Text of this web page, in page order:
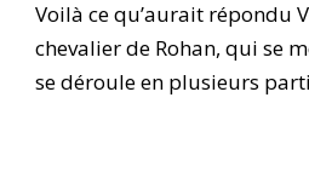
Voilà ce qu’aurait répondu
chevalier de Rohan, qui se
se déroule en plusieurs